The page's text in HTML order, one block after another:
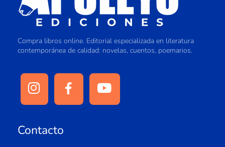
Compra libros online. Editorial especializada en literatura
contemporánea de calidad: novelas, cuentos, poemarios.
Contacto